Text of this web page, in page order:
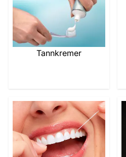
Tannkremer